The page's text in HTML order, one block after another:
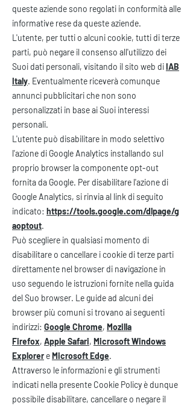
queste aziende sono regolati in conformità alle
informative rese da queste aziende.
L'utente, per tutti o alcuni cookie, tutti di terze
parti, può negare il consenso all'utilizzo dei
Suoi dati personali, visitando il sito web diIAB
Italy. Eventualmente riceverà comunque
annunci pubblicitari che non sono
personalizzati in base ai Suoi interessi
personali.
L'utente può disabilitare in modo selettivo
l'azione di Google Analytics installando sul
proprio browser la componente opt-out
fornita da Google. Per disabilitare l'azione di
Google Analytics, si rinvia al link di seguito
indicato: https://tools.google.com/dlpage/g
aoptout.
Può scegliere in qualsiasi momento di
disabilitare o cancellare i cookie di terze parti
direttamente nel browser di navigazione in
uso seguendo le istruzioni fornite nella guida
del Suo browser. Le guide ad alcuni dei
browser più comuni si trovano ai seguenti
indirizzi: Google Chrome, Mozilla
Firefox, Apple Safari, Microsoft Windows
Explorer eMicrosoft Edge.
Attraverso le informazioni e gli strumenti
indicati nella presente Cookie Policy è dunque
possibile disabilitare, cancellare o negare il